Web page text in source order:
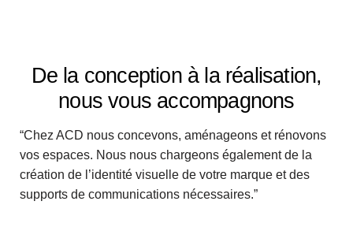
De la conception à la réalisation,
nous vous accompagnons
“Chez ACD nous concevons, aménageons et rénovons
vos espaces. Nous nous chargeons également de la
création de l’identité visuelle de votre marque et des
supports de communications nécessaires.”